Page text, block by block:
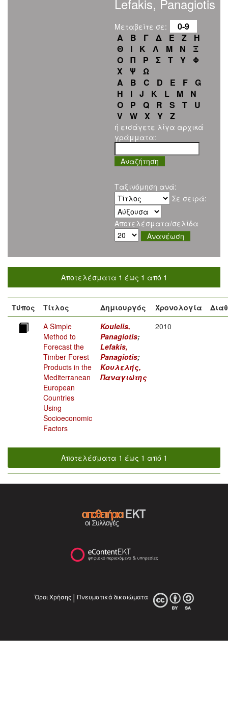
Lefakis, Panagiotis
Μεταβείτε σε:
0-9
Α
Β Γ Δ Ε Ζ
Η
Θ
Ι Κ Λ Μ Ν
Ξ
Ο
Π Ρ Σ Τ Υ
Φ
Χ
Ψ
Ω
A
B C D E F
G
H
I J K L M
N
O
P Q R S T
U
V
W X Y Z
ή εισάγετε λίγα αρχικά
γράμματα:
Ταξινόμηση ανά:
Σε σειρά:
Αποτελέσματα/σελίδα
Αποτελέσματα 1 έως 1 από 1
Τύπος Τίτλος Δημιουργός Χρονολογία
A Simple
Method to
Forecast the
Timber Forest
Products in the
Mediterranean
European
Countries
Using
Socioeconomic
Factors
Koulelis,
Panagiotis;
Lefakis,
Panagiotis;
Κουλελής,
Παναγιώτης
2010
Αποτελέσματα 1 έως 1 από 1